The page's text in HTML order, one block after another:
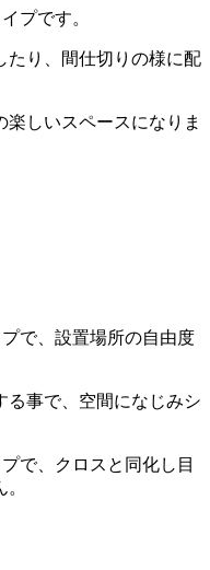
プです。
たり、間仕切りの様に配
しいスペースになりま
で、設置場所の自由度
る事で、空間になじみシ
で、クロスと同化し目